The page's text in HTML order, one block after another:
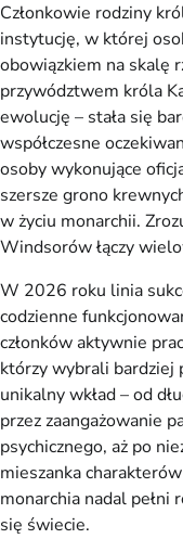
Członkowie rodziny
instytucję, w której
obowiązkiem na skalę
przywództwem króla
ewolucję – stała się
współczesne
osoby wykonujące
szersze grono
w życiu monarchii.
Windsorów łączy
W 2026 roku linia
codzienne
członków aktywnie
którzy wybrali bardziej
unikalny wkład – od
przez zaangażowanie
psychicznego, aż po
mieszanka
monarchia nadal pełni
się świecie.